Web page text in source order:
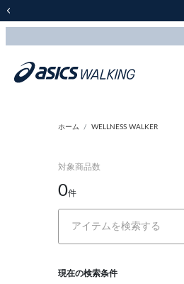
ホーム WELLNESS WALKER
対象商品数
0件
現在の検索条件